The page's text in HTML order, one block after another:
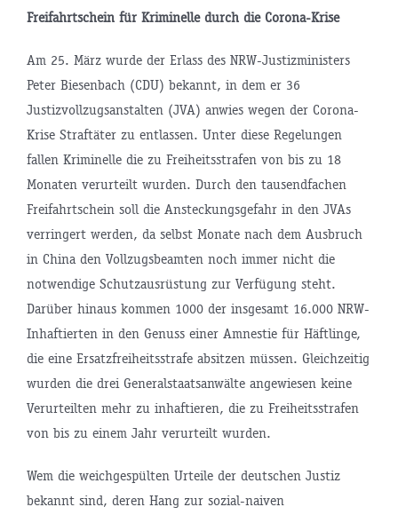
Freifahrtschein für Kriminelle durch die Corona-Krise
Am 25. März wurde der Erlass des NRW-Justizministers
Peter Biesenbach (CDU) bekannt, in dem er 36
Justizvollzugsanstalten (JVA) anwies wegen der Corona-
Krise Straftäter zu entlassen. Unter diese Regelungen
fallen Kriminelle die zu Freiheitsstrafen von bis zu 18
Monaten verurteilt wurden. Durch den tausendfachen
Freifahrtschein soll die Ansteckungsgefahr in den JVAs
verringert werden, da selbst Monate nach dem Ausbruch
in China den Vollzugsbeamten noch immer nicht die
notwendige Schutzausrüstung zur Verfügung steht.
Darüber hinaus kommen 1000 der insgesamt 16.000 NRW-
Inhaftierten in den Genuss einer Amnestie für Häftlinge,
die eine Ersatzfreiheitsstrafe absitzen müssen. Gleichzeitig
wurden die drei Generalstaatsanwälte angewiesen keine
Verurteilten mehr zu inhaftieren, die zu Freiheitsstrafen
von bis zu einem Jahr verurteilt wurden.
Wem die weichgespülten Urteile der deutschen Justiz
bekannt sind, deren Hang zur sozial-naiven